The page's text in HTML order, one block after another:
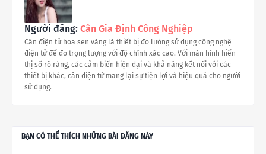
Người đăng: Cân Gia Định Công Nghiệp
Cân điện tử hoa sen vàng là thiết bị đo lường sử dụng công nghệ
điện tử để đo trọng lượng với độ chính xác cao. Với màn hình hiển
thị số rõ ràng, các cảm biến hiện đại và khả năng kết nối với các
thiết bị khác, cân điện tử mang lại sự tiện lợi và hiệu quả cho người
sử dụng.
BẠN CÓ THỂ THÍCH NHỮNG BÀI ĐĂNG NÀY